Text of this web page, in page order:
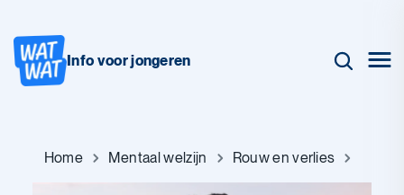
Info voor jongeren
Home Mentaal welzijn Rouw en verlies